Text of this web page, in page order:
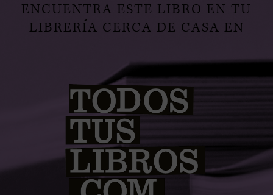
ENCUENTRA ESTE LIBRO EN TU
LIBRERÍA CERCA DE CASA EN